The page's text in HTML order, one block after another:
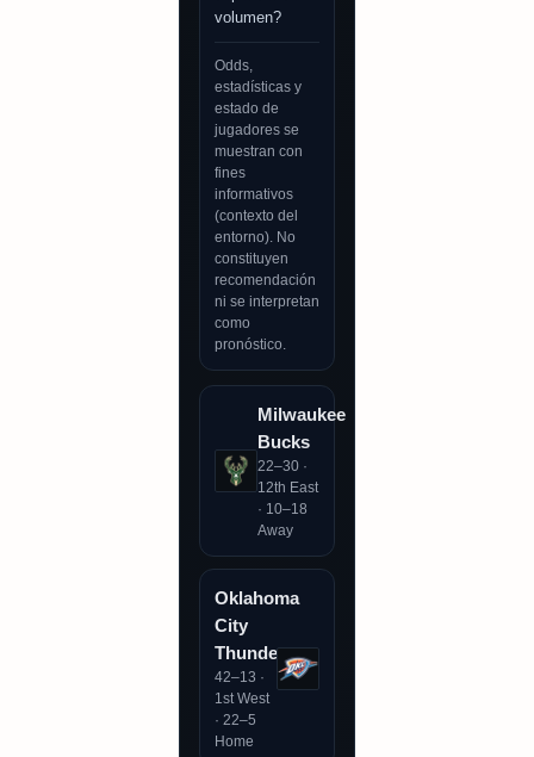
volumen?
Odds,
estadísticas y
estado de
jugadores se
muestran con
fines
informativos
(contexto del
entorno). No
constituyen
recomendación
ni se interpretan
como
pronóstico.
Milwaukee
Bucks
22–30 ·
12th East
· 10–18
Away
Oklahoma
City
Thunder
42–13 ·
1st West
· 22–5
Home